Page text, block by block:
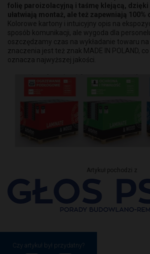
folię paroizolacyjną i taśmę klejącą, dzięki
ułatwiają montaż, ale też zapewniają 100%
Kolorowe kartony i intuicyjny opis na
sposób komunikacji, ale wygoda dla
oszczędzamy czas na wykładanie towaru na
znaczenia jest też znak MADE IN POLAND,
oznacza najwyższej jakości.
Artykuł pochodzi z
Czy artykuł był przydatny?